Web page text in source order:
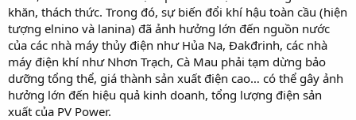
khăn, thách thức. Trong đó, sự biến đổi khí hậu toàn cầu (hiện
tượng elnino và lanina) đã ảnh hưởng lớn đến nguồn nước
của các nhà máy thủy điện như Hủa Na, Đakđrinh, các nhà
máy điện khí như Nhơn Trạch, Cà Mau phải tạm dừng bảo
dưỡng tổng thể, giá thành sản xuất điện cao… có thể gây ảnh
hưởng lớn đến hiệu quả kinh doanh, tổng lượng điện sản
xuất của PV Power.